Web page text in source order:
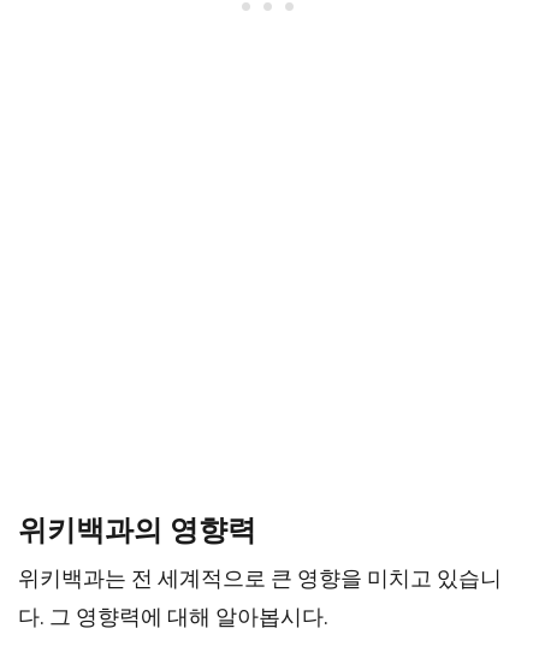
위키백과의 영향력
위키백과는 전 세계적으로 큰 영향을 미치고 있습니
다. 그 영향력에 대해 알아봅시다.